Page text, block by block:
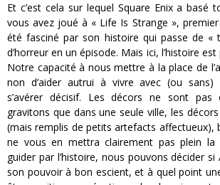
Et c’est cela sur lequel Square Enix a basé
vous avez joué à « Life Is Strange »,
été fasciné par son histoire qui passe de «
d’horreur en un épisode. Mais ici, l’histoire
Notre capacité à nous mettre à la place de
non d’aider autrui à vivre avec (ou sans)
s’avérer décisif. Les décors ne sont pas
gravitons que dans une seule ville, les
(mais remplis de petits artefacts affectueux),
ne vous en mettra clairement pas plein la
guider par l’histoire, nous pouvons décider si
son pouvoir à bon escient, et à quel point